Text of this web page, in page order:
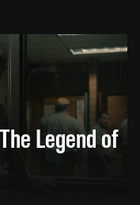
Legend of